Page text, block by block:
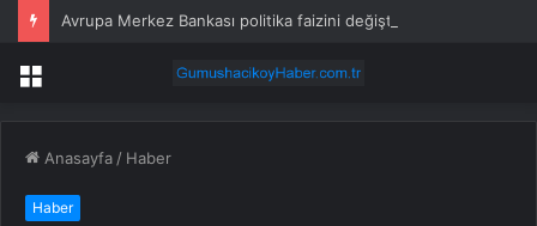
Avrupa Merkez Bankası politika faizini değiştirmedi
Menü
Anasayfa / Haber
Haber